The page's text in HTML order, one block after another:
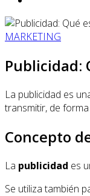
MARKETING
Publicidad:
La publicidad es
transmitir, de
Concepto
La publicidad es
Se utiliza también